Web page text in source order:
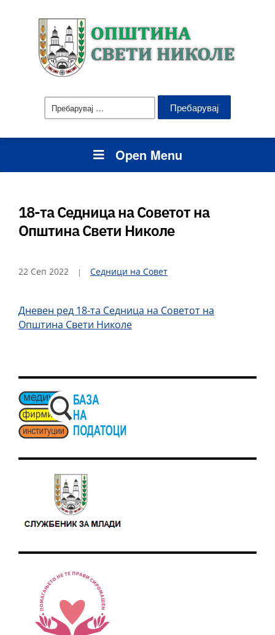
Пребарувај
за:
Open Menu
18-та Седница на Советот на
Општина Свети Николе
22 Сеп 2022 Седници на Совет
Дневен ред 18-та Седница на Советот на
Општина Свети Николе